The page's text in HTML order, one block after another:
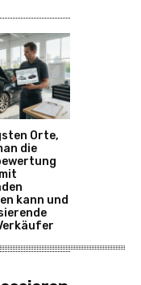
Orte,
die
kann und